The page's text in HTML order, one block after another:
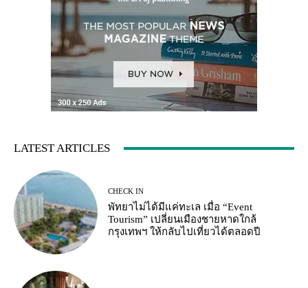
LATEST ARTICLES
CHECK IN
พัทยาไม่ได้มีแค่ทะเล เมื่อ “Event
Tourism” เปลี่ยนเมืองชายหาดใกล้
กรุงเทพฯ ให้กลับไปเที่ยวได้ตลอดปี